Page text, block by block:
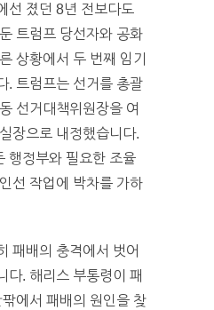
선 졌던 8년 전보다도
트럼프 당선자와 공화
상황에서 두 번째 임기
. 트럼프는 선거를 총괄
선거대책위원장을 여
장으로 내정했습니다.
행정부와 필요한 조율
선 작업에 박차를 가하
패배의 충격에서 벗어
다. 해리스 부통령이 패
에서 패배의 원인을 찾